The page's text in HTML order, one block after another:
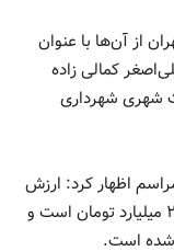
از آن‌ها با عنوان
کمالی زاده
شهری شهرداری
شهردار منطقه ۴ در این مراسم اظهار کرد: ارزش
ریالی ۸ پروژه اجرایی امروز در این منطقه ۲۵۰ میلیارد تومان است و
شده است.